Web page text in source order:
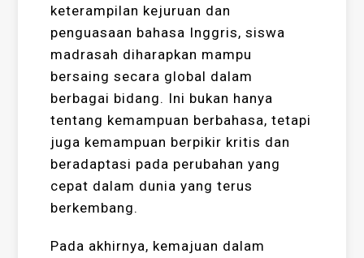
keterampilan kejuruan dan
penguasaan bahasa Inggris, siswa
madrasah diharapkan mampu
bersaing secara global dalam
berbagai bidang. Ini bukan hanya
tentang kemampuan berbahasa, tetapi
juga kemampuan berpikir kritis dan
beradaptasi pada perubahan yang
cepat dalam dunia yang terus
berkembang.
Pada akhirnya, kemajuan dalam